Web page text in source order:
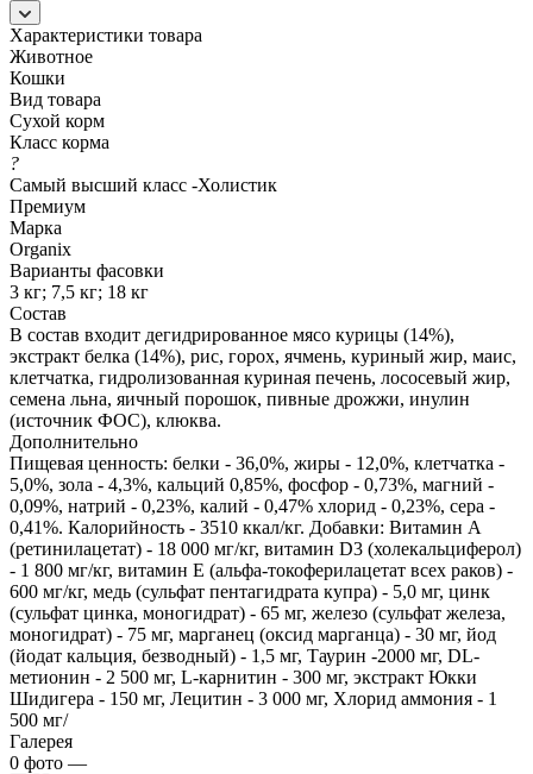
Характеристики товара
Животное
Кошки
Вид товара
Сухой корм
Класс корма
?
Самый высший класс -Холистик
Премиум
Марка
Organix
Варианты фасовки
3 кг; 7,5 кг; 18 кг
Состав
В состав входит дегидрированное мясо курицы (14%),
экстракт белка (14%), рис, горох, ячмень, куриный жир, маис,
клетчатка, гидролизованная куриная печень, лососевый жир,
семена льна, яичный порошок, пивные дрожжи, инулин
(источник ФОС), клюква.
Дополнительно
Пищевая ценность: белки - 36,0%, жиры - 12,0%, клетчатка -
5,0%, зола - 4,3%, кальций 0,85%, фосфор - 0,73%, магний -
0,09%, натрий - 0,23%, калий - 0,47% хлорид - 0,23%, сера -
0,41%. Калорийность - 3510 ккал/кг. Добавки: Витамин А
(ретинилацетат) - 18 000 мг/кг, витамин D3 (холекальциферол)
- 1 800 мг/кг, витамин Е (альфа-токоферилацетат всех раков) -
600 мг/кг, медь (сульфат пентагидрата купра) - 5,0 мг, цинк
(сульфат цинка, моногидрат) - 65 мг, железо (сульфат железа,
моногидрат) - 75 мг, марганец (оксид марганца) - 30 мг, йод
(йодат кальция, безводный) - 1,5 мг, Таурин -2000 мг, DL-
метионин - 2 500 мг, L-карнитин - 300 мг, экстракт Юкки
Шидигера - 150 мг, Лецитин - 3 000 мг, Хлорид аммония - 1
500 мг/
Галерея
0 фото —